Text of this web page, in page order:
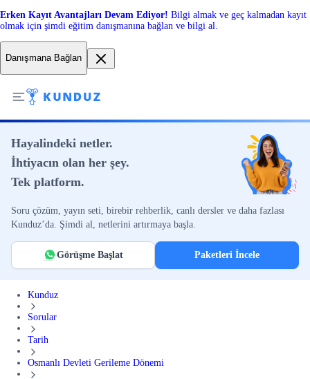
Erken Kayıt Avantajları Devam Ediyor! Bilgi almak ve geç kalmadan kayıt
olmak için şimdi eğitim danışmanına bağlan ve bilgi al.
Danışmana Bağlan
Hayalindeki netler.
İhtiyacın olan her şey.
Tek platform.
Soru çözüm, yayın seti, birebir rehberlik, canlı dersler ve daha fazlası
Kunduz’da. Şimdi al, netlerini artırmaya başla.
Görüşme Başlat Paketleri İncele
Kunduz
Sorular
Tarih
Osmanlı Devleti Gerileme Dönemi